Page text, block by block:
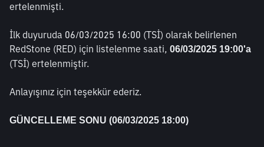
ertelenmişti.
İlk duyuruda 06/03/2025 16:00 (TSİ) olarak belirlenen
RedStone (RED) için listelenme saati, 06/03/2025 19:00'a
(TSİ) ertelenmiştir.
Anlayışınız için teşekkür ederiz.
GÜNCELLEME SONU (06/03/2025 18:00)